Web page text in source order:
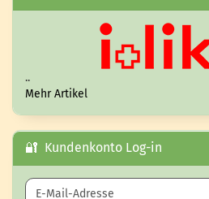
..
Mehr Artikel
🔐 Kundenkonto Log-in
E-Mail-Adresse